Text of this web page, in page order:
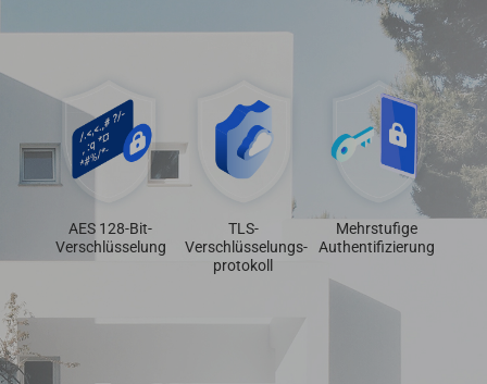
AES 128-Bit-
Verschlüsselung
TLS-
Verschlüsselungs-
protokoll
Mehrstufige
Authentifizierung